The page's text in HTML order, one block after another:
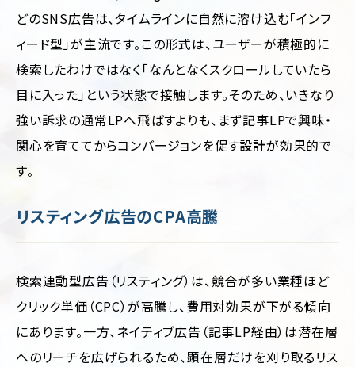
どのSNS広告は、タイムラインに自然に溶け込む「インフ
ィード型」が主流です。この形式は、ユーザーが積極的に
検索したわけではなく「なんとなくスクロールしていたら
目に入った」という状態で接触します。そのため、いきなり
強い訴求の通常LPへ飛ばすよりも、まず記事LPで興味・
関心を育ててからコンバージョンを促す設計が効果的で
す。
リスティング広告のCPA高騰
検索連動型広告（リスティング）は、競合が多い業種ほど
クリック単価（CPC）が高騰し、費用対効果が下がる傾向
にあります。一方、ネイティブ広告（記事LP経由）は潜在層
へのリーチを広げられるため、顕在層だけを刈り取るリス